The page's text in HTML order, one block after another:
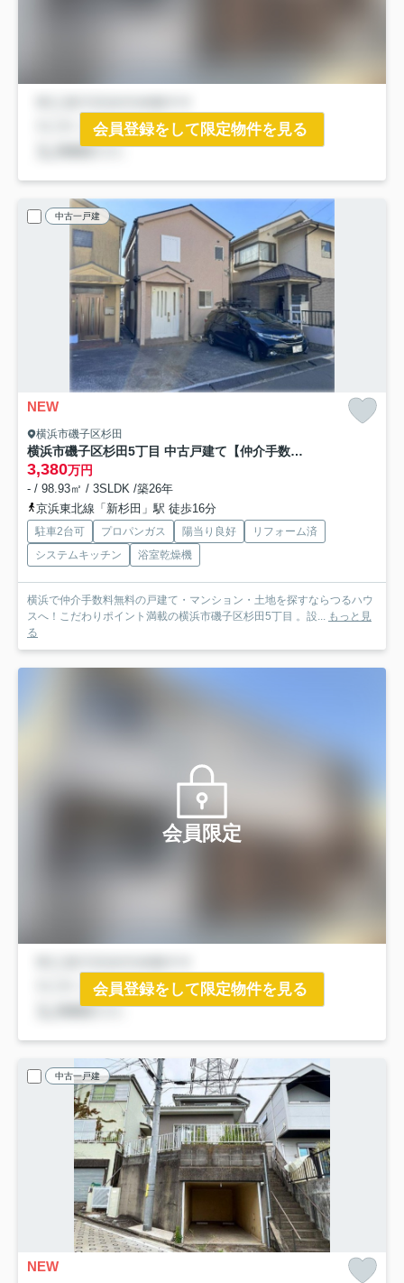
会員登録をして限定物件を見る
中古一戸建
NEW
横浜市磯子区杉田
横浜市磯子区杉田5丁目 中古戸建て【仲介手数料半額】
3,380万円
- / 98.93㎡ / 3SLDK /築26年
京浜東北線「新杉田」駅 徒歩16分
駐車2台可 プロパンガス 陽当り良好
リフォーム済
システムキッチン
浴室乾燥機
横浜で仲介手数料無料の戸建て・マンション・土地を探すならつるハウ
スへ！こだわりポイント満載の横浜市磯子区杉田5丁目 。設... もっと見
る
会員限定
会員登録をして限定物件を見る
中古一戸建
NEW